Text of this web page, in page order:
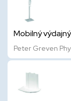
Mobilný
Peter Greven